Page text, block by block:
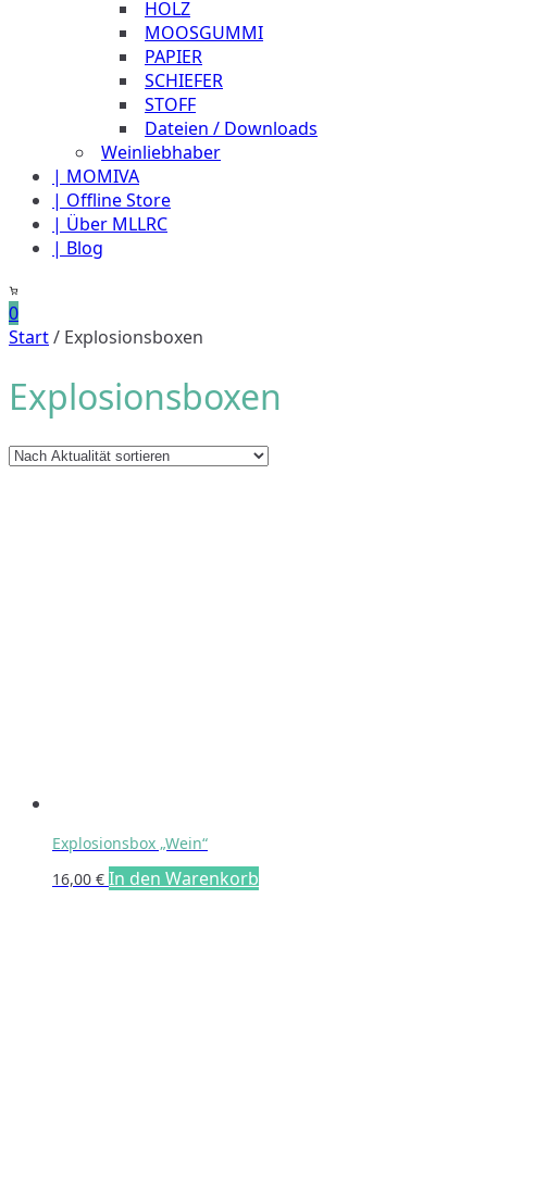
HOLZ
MOOSGUMMI
PAPIER
SCHIEFER
STOFF
Dateien / Downloads
Weinliebhaber
| MOMIVA
| Offline Store
| Über MLLRC
| Blog
0
Start/ Explosionsboxen
Explosionsboxen
Explosionsbox „Wein“
16,00 € In den Warenkorb